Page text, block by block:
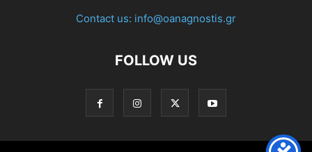
Contact us: info@oanagnostis.gr
FOLLOW US